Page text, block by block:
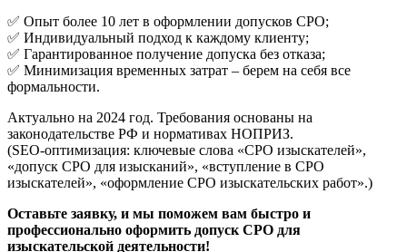
✅ Опыт более 10 лет в оформлении допусков СРО;
✅ Индивидуальный подход к каждому клиенту;
✅ Гарантированное получение допуска без отказа;
✅ Минимизация временных затрат – берем на себя все
формальности.
Актуально на 2024 год. Требования основаны на
законодательстве РФ и нормативах НОПРИЗ.
(SEO-оптимизация: ключевые слова «СРО изыскателей»,
«допуск СРО для изысканий», «вступление в СРО
изыскателей», «оформление СРО изыскательских работ».)
Оставьте заявку, и мы поможем вам быстро и
профессионально оформить допуск СРО для
изыскательской деятельности!